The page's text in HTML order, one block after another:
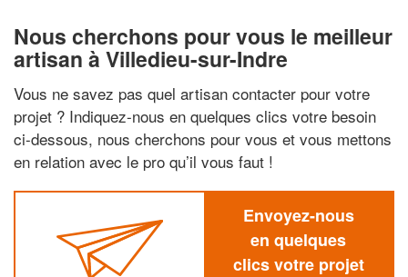
Nous cherchons pour vous le meilleur
artisan à Villedieu-sur-Indre
Vous ne savez pas quel artisan contacter pour votre
projet ? Indiquez-nous en quelques clics votre besoin
ci-dessous, nous cherchons pour vous et vous mettons
en relation avec le pro qu’il vous faut !
Envoyez-nous
en quelques
clics votre projet